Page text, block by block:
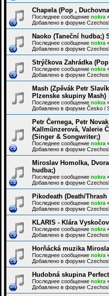
Chapela (Pop ,
Последнее сообщение nokra
Добавлено в форуме
Naoko (Taneční hudba;)
Последнее сообщение nokra
Добавлено в форуме
Strýčkova Zahrádka
Последнее сообщение nokra
Добавлено в форуме
Mash (Zpěvák Petr
Plzenske skupiny Mash)
Последнее сообщение nokra
Добавлено в форуме Česko /
Petr Černega, Petr
Kallmünzerová, Valerie
(Singer & Songwriter;)
Последнее сообщение nokra
Добавлено в форуме
Miroslav Homolka,
hudba;)
Последнее сообщение nokra
Добавлено в форуме
Pikodeath (Death/Thrash
Последнее сообщение nokra
Добавлено в форуме
KLARIS - Klára
Последнее сообщение nokra
Добавлено в форуме
Horňácká muzika
Последнее сообщение nokra
Добавлено в форуме
Hudobná skupina
Последнее сообщение nokra
Добавлено в форуме